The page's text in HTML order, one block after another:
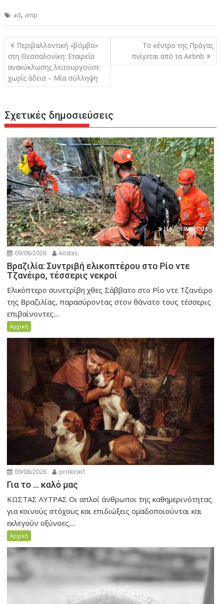
ad, amp
Πλοήγηση
άρθρων
Περιβαλλοντική «βόμβα»
στη Θεσσαλονίκη: Εταιρεία
ανακύκλωσης λειτουργούσε
χωρίς άδεια – Μία σύλληψη
Το κέντρο της Πράγας
πνίγεται από τα Airbnb
Σχετικές δημοσιεύσεις
09/08/2026 kostas
Βραζιλία: Συντριβή ελικοπτέρου στο Ρίο ντε
Τζανέιρο, τέσσερις νεκροί
Ελικόπτερο συνετρίβη χθες Σάββατο στο Ρίο ντε Τζανέιρο
της Βραζιλίας, παρασύροντας στον θάνατο τους τέσσερις
επιβαίνοντες....
Αρχική
09/08/2026 prokirixi1
Για το … καλό μας
ΚΩΣΤΑΣ ΛΥΤΡΑΣ Οι απλοί άνθρωποι της καθημερινότητας
για κοινούς στόχους και επιδιώξεις ομαδοποιούνται και
εκλεγούν οξύνοες,...
Αρχική